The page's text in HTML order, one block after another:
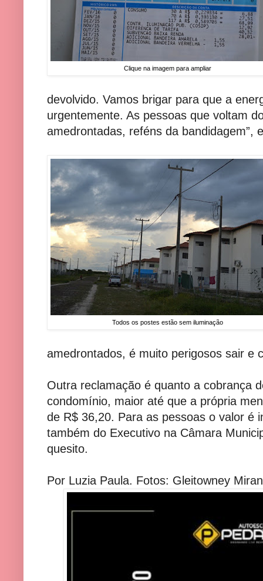
Clique na imagem para ampliar
devolvido. Vamos brigar para que a
urgentemente. As pessoas que voltam
amedrontadas, reféns da bandidagem”,
Todos os postes estão sem iluminação
amedrontados, é muito perigosos sair e
Outra reclamação é quanto a cobrança
condomínio, maior até que a própria
de R$ 36,20. Para as pessoas o valor é
também do Executivo na Câmara
quesito.
Por Luzia Paula. Fotos: Gleitowney